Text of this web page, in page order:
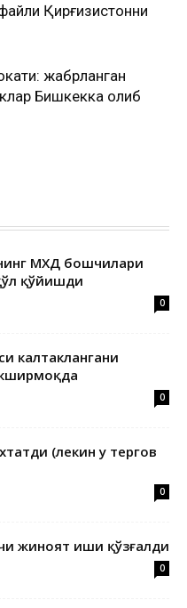
Қирғизистонни
жабрланган
Бишкекка олиб
МХДҚ бошчилари
қўйишди
0
калтаклангани
0
(лекин у тергов
0
жиноят иши қўзғалди
0